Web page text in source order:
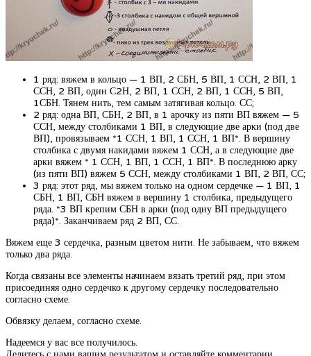
1 ряд: вяжем в кольцо — 1 ВП, 2 СБН, 5 ВП, 1 ССН, 2 ВП, 1
ССН, 2 ВП, один С2Н, 2 ВП, 1 ССН, 2 ВП, 1 ССН, 5 ВП,
1СБН. Тянем нить, тем самым затягивая кольцо. СС;
2 ряд: одна ВП, СБН, 2 ВП, в 1 арочку из пяти ВП вяжем — 5
ССН, между столбиками 1 ВП, в следующие две арки (под две
ВП), провязываем *1 ССН, 1 ВП, 1 ССН, 1 ВП*. В вершину
столбика с двумя накидами вяжем 1 ССН, а в следующие две
арки вяжем * 1 ССН, 1 ВП, 1 ССН, 1 ВП*. В последнюю арку
(из пяти ВП) вяжем 5 ССН, между столбиками 1 ВП, 2 ВП, СС;
3 ряд: этот ряд, мы вяжем только на одном сердечке — 1 ВП, 1
СБН, 1 ВП, СБН вяжем в вершину 1 столбика, предыдущего
ряда. *3 ВП крепим СБН в арки (под одну ВП предыдущего
ряда)*. Заканчиваем ряд 2 ВП, СС.
Вяжем еще 3 сердечка, разным цветом нити. Не забываем, что вяжем
только два ряда.
Когда связаны все элементы начинаем вязать третий ряд, при этом
присоединяя одно сердечко к другому сердечку последовательно
согласно схеме.
Обвязку делаем, согласно схеме.
Надеемся у вас все получилось.